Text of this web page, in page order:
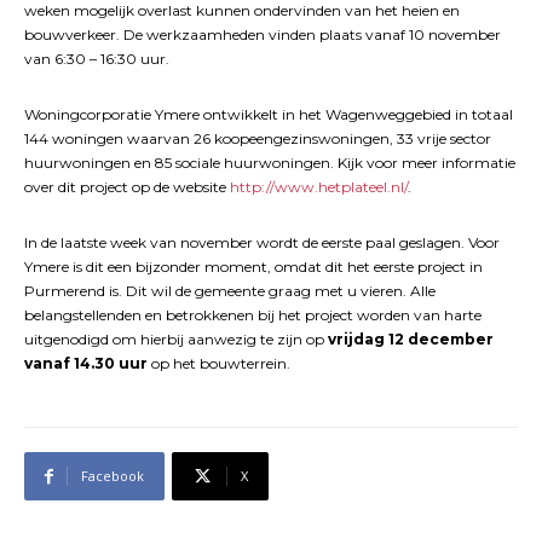
weken mogelijk overlast kunnen ondervinden van het heien en
bouwverkeer. De werkzaamheden vinden plaats vanaf 10 november
van 6:30 – 16:30 uur.
Woningcorporatie Ymere ontwikkelt in het Wagenweggebied in totaal
144 woningen waarvan 26 koopeengezinswoningen, 33 vrije sector
huurwoningen en 85 sociale huurwoningen. Kijk voor meer informatie
over dit project op de website http://www.hetplateel.nl/.
In de laatste week van november wordt de eerste paal geslagen. Voor
Ymere is dit een bijzonder moment, omdat dit het eerste project in
Purmerend is. Dit wil de gemeente graag met u vieren. Alle
belangstellenden en betrokkenen bij het project worden van harte
uitgenodigd om hierbij aanwezig te zijn op vrijdag 12 december
vanaf 14.30 uur op het bouwterrein.
Facebook X